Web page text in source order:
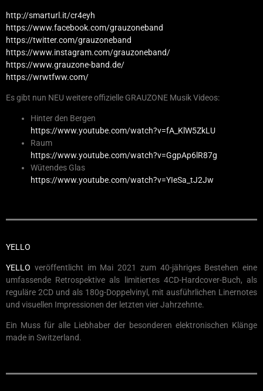
http://smarturl.it/cr4eyh
https://www.facebook.com/grauzoneband
https://twitter.com/grauzoneband
https://www.instagram.com/grauzoneband/
https://www.grauzone-band.de/
https://wrwtfww.com/
Es gibt nun NEU weitere offizielle GRAUZONE Musik Videos:
Hinter den Bergen
https://www.youtube.com/watch?v=fA_KlW5ZkLU
Raum
https://www.youtube.com/watch?v=GgpAp6lR87g
Wütendes Glas
https://www.youtube.com/watch?v=YIeSa_tJ2Jw
YELLO
YELLO veröffentlicht im Mai 2021 zum 40-jähriges Bestehen eine
umfassende Retrospektive als limitiertes 4CD-Hardcover-Buch, als
reguläre 2CD und als 180g-Doppelvinyl, mit ausführlichen Linernotes
und visuellen Impressionen der letzten vier Jahrzehnte.
Ein Muss für alle Liebhaber der besonderen elektronischen Klänge
made in Switzerland.